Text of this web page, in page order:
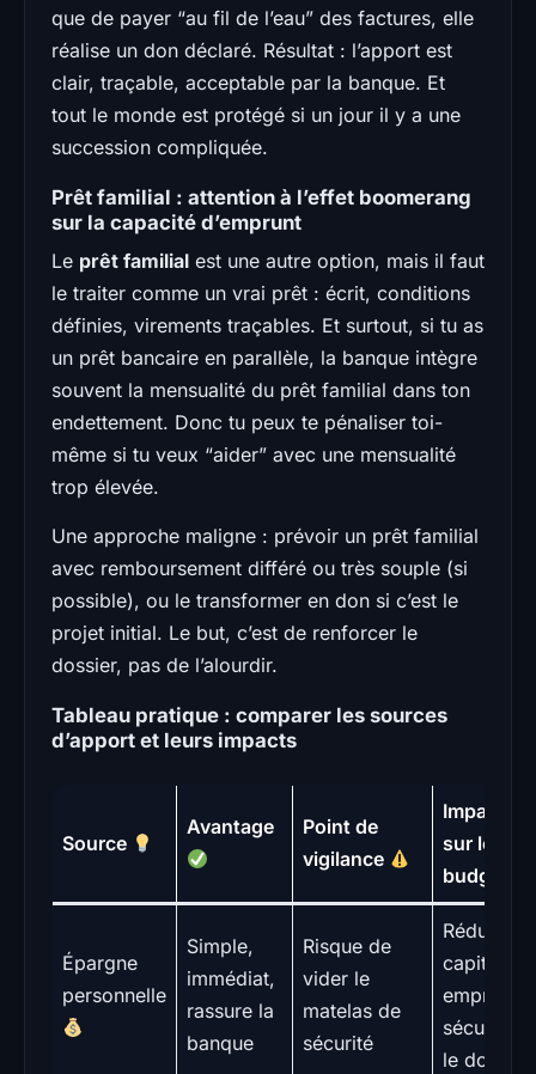
que de payer “au fil de l’eau” des factures, elle
réalise un don déclaré. Résultat : l’apport est
clair, traçable, acceptable par la banque. Et
tout le monde est protégé si un jour il y a une
succession compliquée.
Prêt familial : attention à l’effet boomerang
sur la capacité d’emprunt
Le prêt familial est une autre option, mais il faut
le traiter comme un vrai prêt : écrit, conditions
définies, virements traçables. Et surtout, si tu as
un prêt bancaire en parallèle, la banque intègre
souvent la mensualité du prêt familial dans ton
endettement. Donc tu peux te pénaliser toi-
même si tu veux “aider” avec une mensualité
trop élevée.
Une approche maligne : prévoir un prêt familial
avec remboursement différé ou très souple (si
possible), ou le transformer en don si c’est le
projet initial. Le but, c’est de renforcer le
dossier, pas de l’alourdir.
Tableau pratique : comparer les sources
d’apport et leurs impacts
Source
Avantage
Point de
vigilance
Impact
sur le
budget
Épargne
personnelle
Simple,
immédiat,
rassure la
banque
Risque de
vider le
matelas de
sécurité
Réduit le
capital
emprunté,
sécurise
le dossier